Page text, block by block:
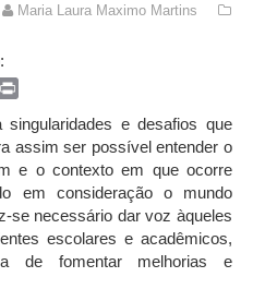
Maria Laura Maximo Martins
e desafios que
assim ser possível entender o
e o contexto em que ocorre
em consideração o mundo
se necessário dar voz àqueles
escolares e acadêmicos,
de fomentar melhorias e